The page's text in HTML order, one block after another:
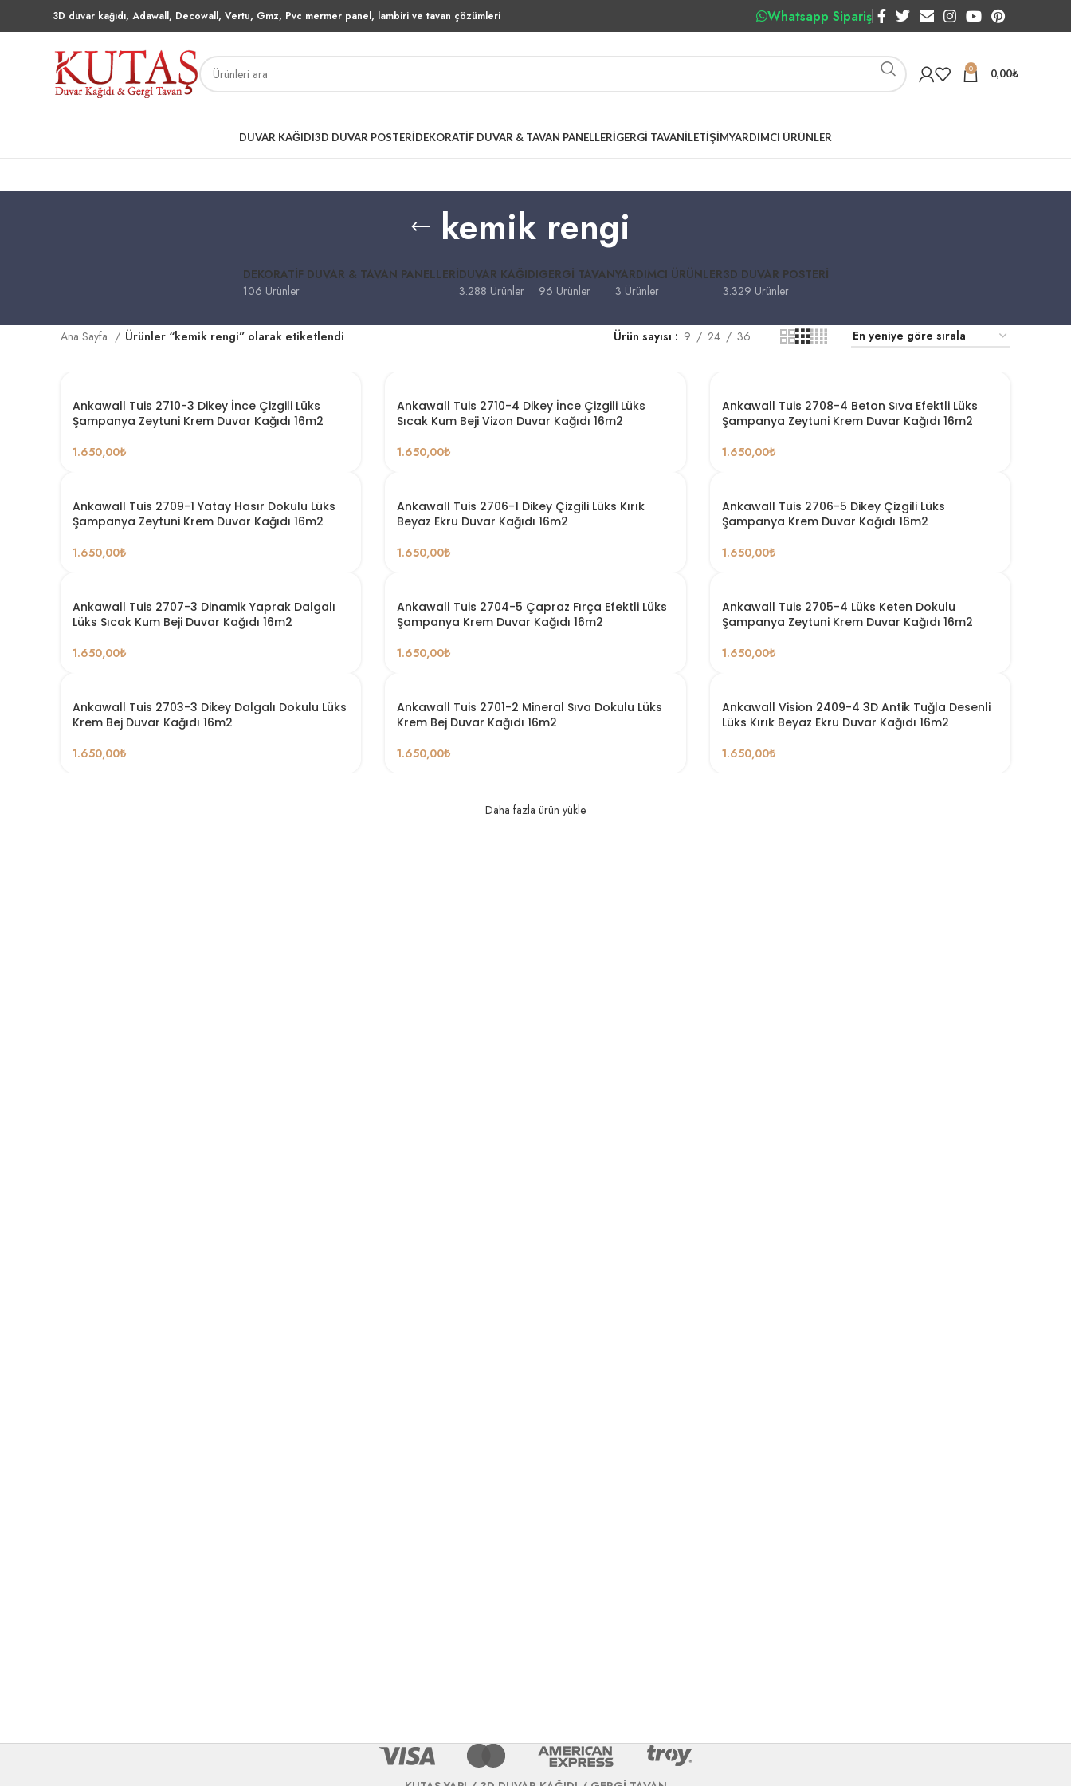
3D duvar kağıdı, Adawall, Decowall, Vertu, Gmz, Pvc mermer panel, lambiri ve tavan çözümleri Whatsapp Sipariş
0 0,00₺
DUVAR KAĞIDI3D DUVAR POSTERIDEKORATIF DUVAR & TAVAN PANELLERIGERGI TAVANİLETIŞIMYARDIMCI ÜRÜNLER
kemik rengi
DEKORATIF DUVAR & TAVAN PANELLERI
106 Ürünler
DUVAR KAĞIDI
3.288 Ürünler
GERGI TAVAN
96 Ürünler
YARDIMCI ÜRÜNLER
3 Ürünler
3D DUVAR POSTERI
3.329 Ürünler
Ana Sayfa Ürünler “kemik rengi” olarak etiketlendi Ürün sayısı 9 24 36
Ankawall Tuis 2710-3 Dikey İnce Çizgili Lüks
Şampanya Zeytuni Krem Duvar Kağıdı 16m2
1.650,00₺
Ankawall Tuis 2710-4 Dikey İnce Çizgili Lüks
Sıcak Kum Beji Vizon Duvar Kağıdı 16m2
1.650,00₺
Ankawall Tuis 2708-4 Beton Sıva Efektli Lüks
Şampanya Zeytuni Krem Duvar Kağıdı 16m2
1.650,00₺
Ankawall Tuis 2709-1 Yatay Hasır Dokulu Lüks
Şampanya Zeytuni Krem Duvar Kağıdı 16m2
1.650,00₺
Ankawall Tuis 2706-1 Dikey Çizgili Lüks Kırık
Beyaz Ekru Duvar Kağıdı 16m2
1.650,00₺
Ankawall Tuis 2706-5 Dikey Çizgili Lüks
Şampanya Krem Duvar Kağıdı 16m2
1.650,00₺
Ankawall Tuis 2707-3 Dinamik Yaprak Dalgalı
Lüks Sıcak Kum Beji Duvar Kağıdı 16m2
1.650,00₺
Ankawall Tuis 2704-5 Çapraz Fırça Efektli Lüks
Şampanya Krem Duvar Kağıdı 16m2
1.650,00₺
Ankawall Tuis 2705-4 Lüks Keten Dokulu
Şampanya Zeytuni Krem Duvar Kağıdı 16m2
1.650,00₺
Ankawall Tuis 2703-3 Dikey Dalgalı Dokulu Lüks
Krem Bej Duvar Kağıdı 16m2
1.650,00₺
Ankawall Tuis 2701-2 Mineral Sıva Dokulu Lüks
Krem Bej Duvar Kağıdı 16m2
1.650,00₺
Ankawall Vision 2409-4 3D Antik Tuğla Desenli
Lüks Kırık Beyaz Ekru Duvar Kağıdı 16m2
1.650,00₺
Daha fazla ürün yükle